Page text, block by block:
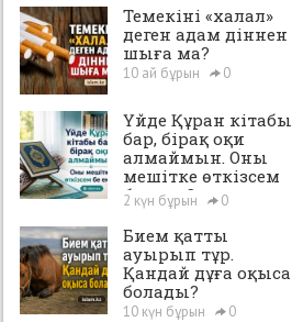
Темекіні «халал»
деген адам діннен
шыға ма?
10 ай бұрын 0
Үйде Құран кітабы
бар, бірақ оқи
алмаймын. Оны
мешітке өткізсем
бе екен?
2 күн бұрын 0
Бием қатты
ауырып тұр.
Қандай дұға оқыса
болады?
10 күн бұрын 0